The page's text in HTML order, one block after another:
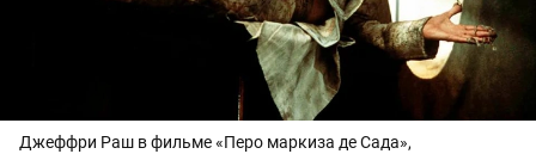
Джеффри Раш в фильме «Перо маркиза де Сада»,